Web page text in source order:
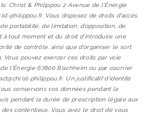
Christ & Philippou 2 Avenue de l'Énergie
philippou.fr. Vous disposez de droits d’accès,
portabilité, de limitation, d’opposition, de
tout moment et du droit d’introduire une
de contrôle, ainsi que d’organiser le sort
Vous pouvez exercer ces droits par voie
l'Énergie 67800 Bischheim ou par courrier
philippou.fr. Un justificatif d'identité
conservons vos données pendant la
pendant la durée de prescription légale aux
contentieux. Vous avez le droit de vous